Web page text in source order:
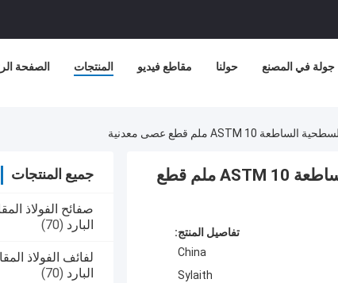
الصفحة المنتجات مقاطع فيديو حولنا جولة في المصنع
جميع المنتجات
صفائح الفولاذ
البارد (70)
لفائف الفولاذ
البارد (70)
2 ملم 3 ملم 6 ملم SS 201 304 310 316 321 النهاية السطحية الساطعة ASTM 10 ملم قطع
تفاصيل المنتج:
China
Sylaith